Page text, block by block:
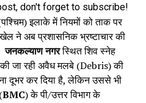
don't forget to subscribe!
इलाके में नियमों को ताक पर
ने अब प्रशासनिक भ्रष्टाचार की
जनकल्याण नगरस्थित शिव स्नेह
की जा रही अवैध मलबे (Debris) की
दूभर कर दिया है, लेकिन उससे भी
BMC) के पी/उत्तर विभाग के